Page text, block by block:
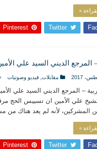
»
Twitter
Pinterest
– المرجع الديني السيد علي
مقابلات ,فيديو وصوتيات
– المرجع الديني السيد علي
الشيخ علي الأمين ان تسييس الحج
من المشركين، لأنه لم يعد هناك
»
Twitter
Pinterest